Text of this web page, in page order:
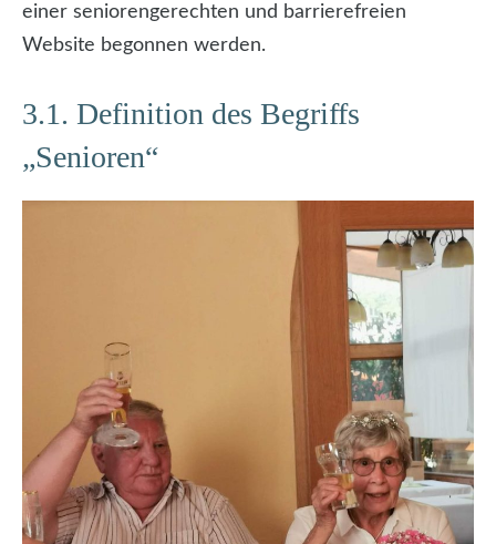
einer seniorengerechten und barrierefreien
Website begonnen werden.
3.1. Definition des Begriffs
„Senioren“